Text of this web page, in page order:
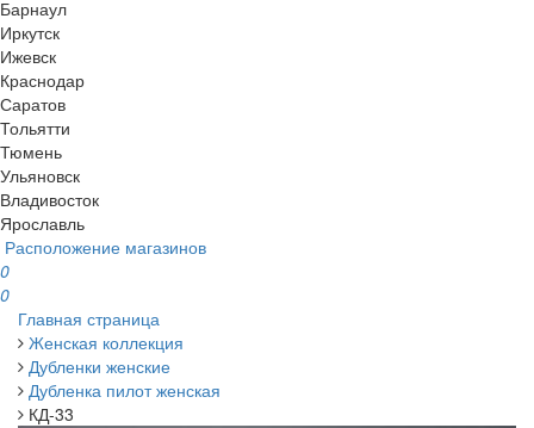
Барнаул
Иркутск
Ижевск
Краснодар
Саратов
Тольятти
Тюмень
Ульяновск
Владивосток
Ярославль
Расположение магазинов
0
0
Главная страница
Женская коллекция
Дубленки женские
Дубленка пилот женская
КД-33